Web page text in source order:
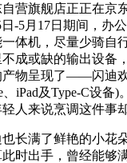
营旗舰店正正在京
-5月17日期间，办
体机，尽量少骑自
成或缺的输出设备
产物呈现了——闪迪
iPad及Type-C设备)
人来说烹调这件事
满了鲜艳的小花
时出手，曾经能够